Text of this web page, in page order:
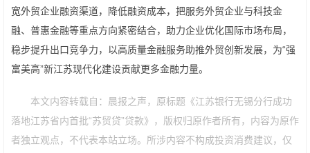
宽外贸企业融资渠道，降低融资成本，把服务外贸企业与科技金
融、普惠金融等重点方向紧密结合，助力企业优化国际市场布局，
稳步提升出口竞争力，以高质量金融服务助推外贸创新发展，为“强
富美高”新江苏现代化建设贡献更多金融力量。
本文内容转载自：晨报之声，原标题《江苏银行无锡分行成功
落地江苏省内首批“苏贸贷”贷款》，版权归原作者所有，内容为原作
者独立观点，不代表本站立场。所涉内容不构成投资消费建议，仅